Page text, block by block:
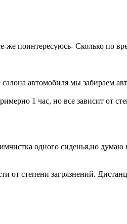
поинтересуюсь- Сколько по
автомобиля мы забираем
1 час, но все зависит от
одного сиденья,но
от степени загрязнений.